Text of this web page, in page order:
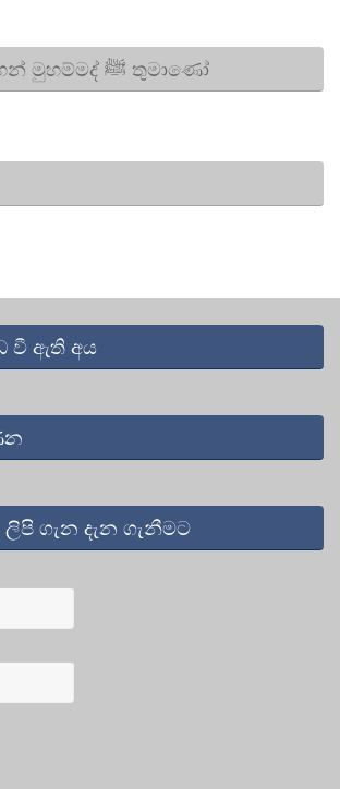
බයිබලයේ සඳහන් මුහම්මද් ﷺ තුමාණෝ
වී ඇති අය
ගැන දැන ගැනීමට